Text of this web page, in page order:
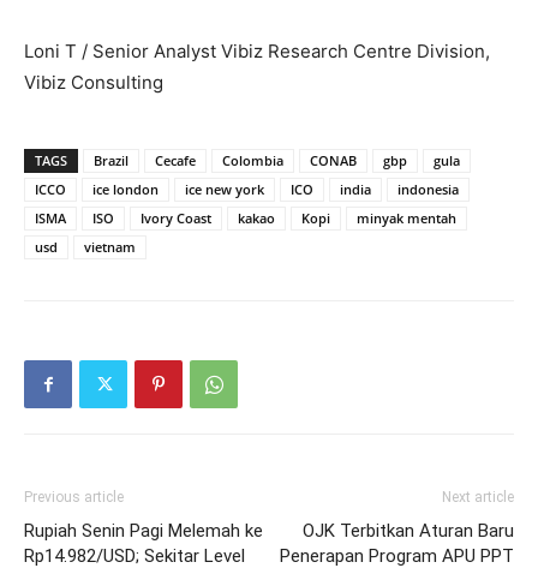
Loni T / Senior Analyst Vibiz Research Centre Division,
Vibiz Consulting
TAGS Brazil Cecafe Colombia CONAB gbp
gula
ICCO
ice london ice new york ICO india
indonesia
ISMA
ISO Ivory Coast kakao Kopi
minyak mentah
usd
vietnam
Previous article
Rupiah Senin Pagi Melemah ke
Rp14.982/USD; Sekitar Level
Next article
OJK Terbitkan Aturan Baru
Penerapan Program APU PPT